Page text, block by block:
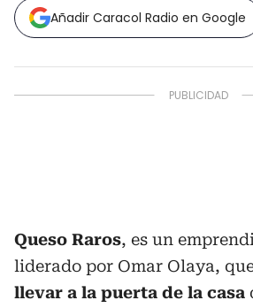
Añadir Caracol Radio en Google
Queso Raros, es un
liderado por Omar Olaya,
llevar a la puerta de la casa